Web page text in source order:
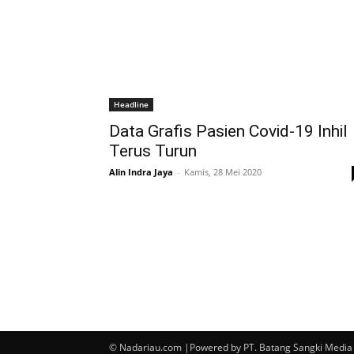
Headline
Data Grafis Pasien Covid-19 Inhil
Terus Turun
Alin Indra Jaya - Kamis, 28 Mei 2020
© Nadariau.com |Powered by PT. Batang Sangki Media